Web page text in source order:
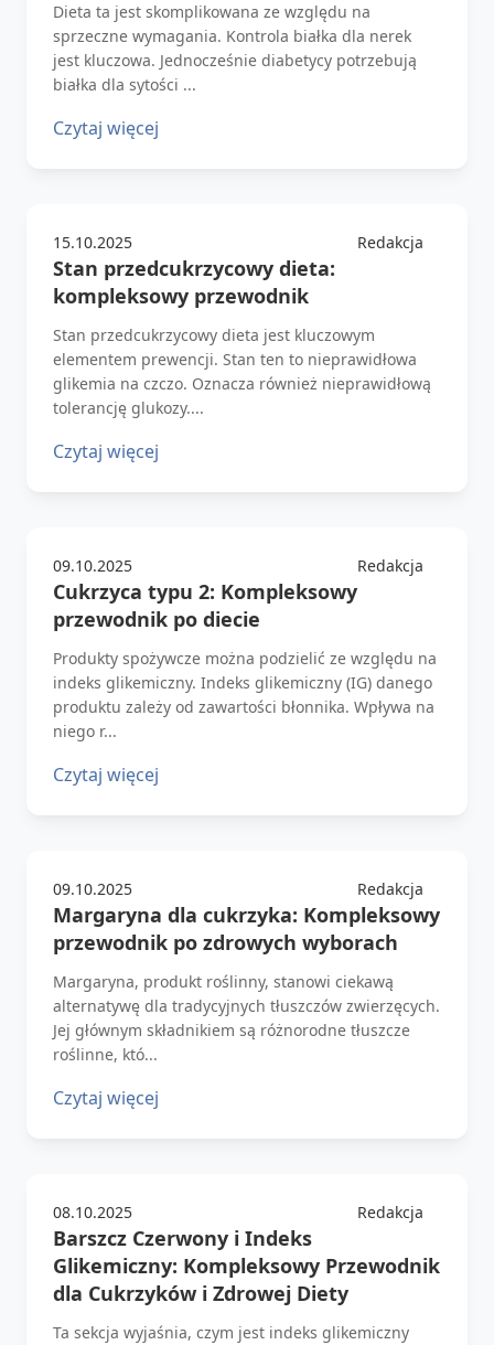
Dieta ta jest skomplikowana ze względu na
sprzeczne wymagania. Kontrola białka dla nerek
jest kluczowa. Jednocześnie diabetycy potrzebują
białka dla sytości ...
Czytaj więcej
15.10.2025 Redakcja
Stan przedcukrzycowy dieta:
kompleksowy przewodnik
Stan przedcukrzycowy dieta jest kluczowym
elementem prewencji. Stan ten to nieprawidłowa
glikemia na czczo. Oznacza również nieprawidłową
tolerancję glukozy....
Czytaj więcej
09.10.2025 Redakcja
Cukrzyca typu 2: Kompleksowy
przewodnik po diecie
Produkty spożywcze można podzielić ze względu na
indeks glikemiczny. Indeks glikemiczny (IG) danego
produktu zależy od zawartości błonnika. Wpływa na
niego r...
Czytaj więcej
09.10.2025 Redakcja
Margaryna dla cukrzyka: Kompleksowy
przewodnik po zdrowych wyborach
Margaryna, produkt roślinny, stanowi ciekawą
alternatywę dla tradycyjnych tłuszczów zwierzęcych.
Jej głównym składnikiem są różnorodne tłuszcze
roślinne, któ...
Czytaj więcej
08.10.2025 Redakcja
Barszcz Czerwony i Indeks
Glikemiczny: Kompleksowy Przewodnik
dla Cukrzyków i Zdrowej Diety
Ta sekcja wyjaśnia, czym jest indeks glikemiczny